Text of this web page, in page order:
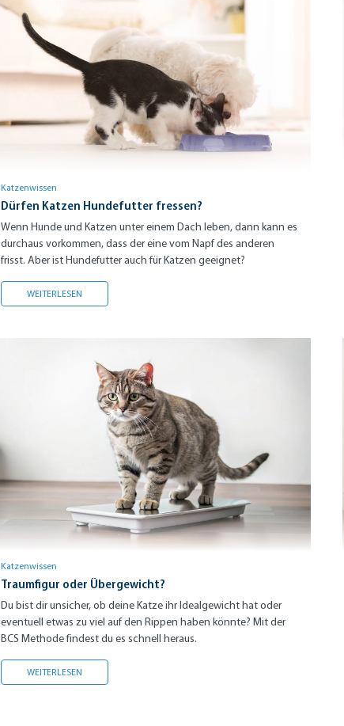
Katzenwissen
Dürfen Katzen Hundefutter fressen?
Wenn Hunde und Katzen unter einem Dach leben, dann kann es
durchaus vorkommen, dass der eine vom Napf des anderen
frisst. Aber ist Hundefutter auch für Katzen geeignet?
WEITERLESEN
Katzenwissen
Traumfigur oder Übergewicht?
Du bist dir unsicher, ob deine Katze ihr Idealgewicht hat oder
eventuell etwas zu viel auf den Rippen haben könnte? Mit der
BCS Methode findest du es schnell heraus.
WEITERLESEN